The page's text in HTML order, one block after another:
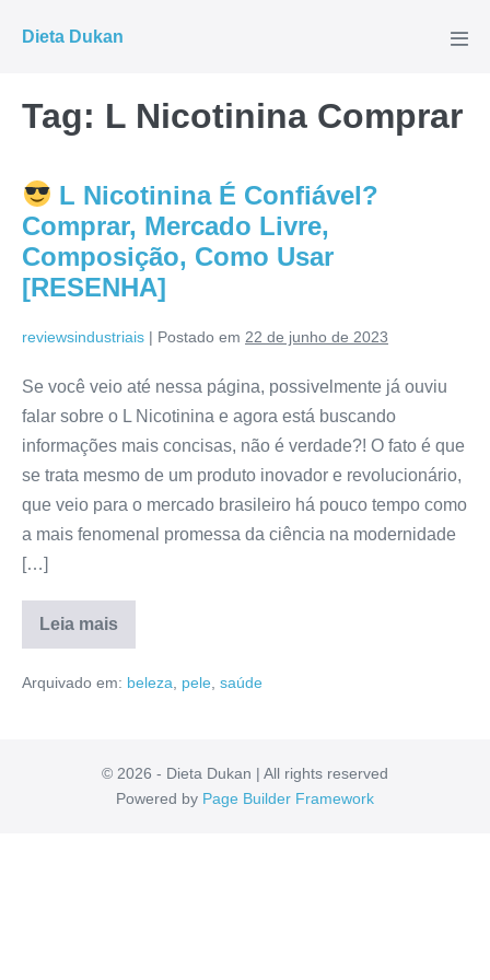
para
conteúdo
Dieta Dukan
Tag: L Nicotinina Comprar
L Nicotinina É Confiável?
Comprar, Mercado Livre,
Composição, Como Usar
[RESENHA]
reviewsindustriais | Postado em 22 de junho de 2023
Se você veio até nessa página, possivelmente já ouviu
falar sobre o L Nicotinina e agora está buscando
informações mais concisas, não é verdade?! O fato é que
se trata mesmo de um produto inovador e revolucionário,
que veio para o mercado brasileiro há pouco tempo como
a mais fenomenal promessa da ciência na modernidade
[…]
Leia mais
L
É
Composição,
Como
Arquivado em: beleza pele saúde
© 2026 - Dieta Dukan | All rights reserved
Powered by Page Builder Framework